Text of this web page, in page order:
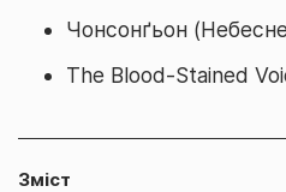
Чонсонґьон
The Blood-Stained
Зміст